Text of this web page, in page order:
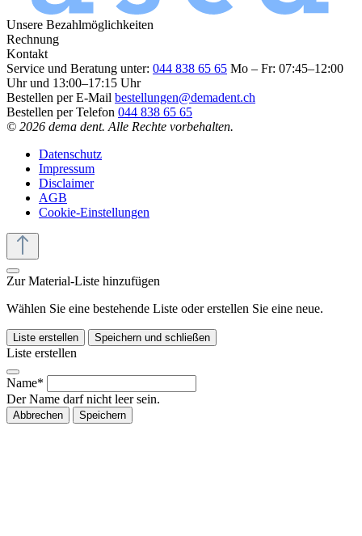
Unsere Bezahlmöglichkeiten
Rechnung
Kontakt
Service und Beratung unter: 044 838 65 65 Mo – Fr: 07:45–12:00
Uhr und 13:00–17:15 Uhr
Bestellen per E-Mail bestellungen@demadent.ch
Bestellen per Telefon 044 838 65 65
© 2026 dema dent. Alle Rechte vorbehalten.
Datenschutz
Impressum
Disclaimer
AGB
Cookie-Einstellungen
Zur Material-Liste hinzufügen
Wählen Sie eine bestehende Liste oder erstellen Sie eine neue.
Liste erstellen Speichern und schließen
Liste erstellen
Name*
Der Name darf nicht leer sein.
Abbrechen Speichern